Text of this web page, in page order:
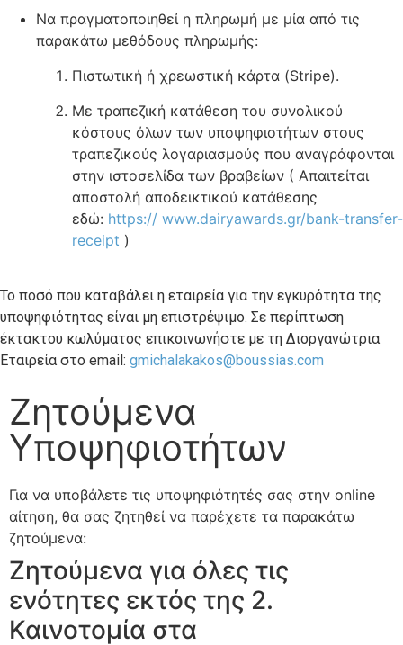
Nα πραγματοποιηθεί η πληρωμή με μία από τις
παρακάτω μεθόδους πληρωμής:
Πιστωτική ή χρεωστική κάρτα (Stripe).
Με τραπεζική κατάθεση του συνολικού
κόστους όλων των υποψηφιοτήτων στους
τραπεζικούς λογαριασμούς που αναγράφονται
στην ιστοσελίδα των βραβείων ( Απαιτείται
αποστολή αποδεικτικού κατάθεσης
εδώ: https:// www.dairyawards.gr/bank-transfer-
receipt )
Το ποσό που καταβάλει η εταιρεία για την εγκυρότητα της
υποψηφιότητας είναι μη επιστρέψιμο. Σε περίπτωση
έκτακτου κωλύματος επικοινωνήστε με τη Διοργανώτρια
Εταιρεία στο email: gmichalakakos@boussias.com
Ζητούμενα
Υποψηφιοτήτων
Για να υποβάλετε τις υποψηφιότητές σας στην online
αίτηση, θα σας ζητηθεί να παρέχετε τα παρακάτω
ζητούµενα:
Ζητούμενα για όλες τις
ενότητες εκτός της 2.
Καινοτομία στα